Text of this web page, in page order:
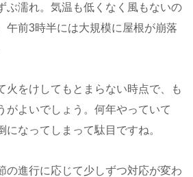
ぶ濡れ。気温も低くなく風もないの
午前3時半には大規模に屋根が崩落
火をけしてもとまらない時点で、も
がよいでしょう。何年やっていて
になってしまって駄目ですね。
の進行に応じて少しずつ対応が変わ